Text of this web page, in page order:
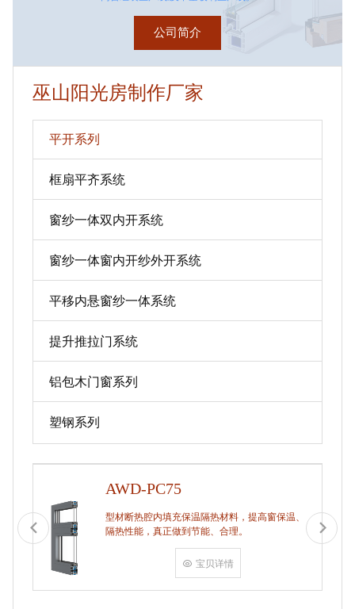
公司简介
巫山阳光房制作厂家
平开系列
框扇平齐系统
窗纱一体双内开系统
窗纱一体窗内开纱外开系统
平移内悬窗纱一体系统
提升推拉门系统
铝包木门窗系列
塑钢系列
AWD-PC75
型材断热腔内填充保温隔热材料，提高窗保温、
隔热性能，真正做到节能、合理。
宝贝详情